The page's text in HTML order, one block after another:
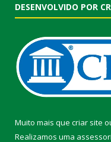
DESENVOLVIDO POR
Muito mais que criar site
Realizamos uma